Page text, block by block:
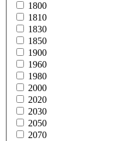
1800
1810
1830
1850
1900
1960
1980
2000
2020
2030
2050
2070